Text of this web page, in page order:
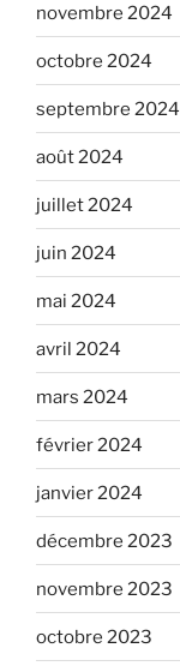
novembre 2024
octobre 2024
septembre 2024
août 2024
juillet 2024
juin 2024
mai 2024
avril 2024
mars 2024
février 2024
janvier 2024
décembre 2023
novembre 2023
octobre 2023